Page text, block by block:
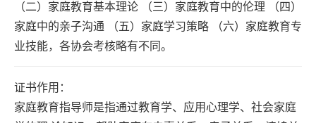
（二）家庭教育基本理论 （三）家庭教育中的伦理 （四）
家庭中的亲子沟通 （五）家庭学习策略 （六）家庭教育专
业技能，各协会考核略有不同。
证书作用：
家庭教育指导师是指通过教育学、应用心理学、社会家庭